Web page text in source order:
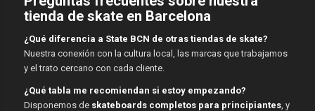
tienda de skate en Barcelona
¿Qué diferencia a State BCN de otras tiendas de skate?
Nuestra conexión con la cultura local, las marcas que trabajamos
y el trato cercano con cada cliente.
¿Qué tabla me recomiendan si estoy empezando?
Disponemos de skateboards completos para principiantes, y